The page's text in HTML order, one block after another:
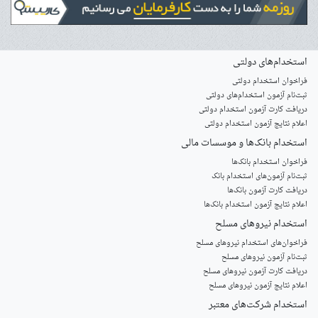
استخدام‌های دولتی
فراخوان استخدام دولتی
ثبت‌نام آزمون‌ استخدام‌های دولتی
دریافت کارت آزمون استخدام دولتی
اعلام نتایج آزمون استخدام دولتی
استخدام‌ بانک‌ها و موسسات مالی
فراخوان استخدام بانک‌ها
‌ثبت‌نام آزمون‌های استخدام بانک
دریافت کارت آزمون بانک‌ها
اعلام نتایج آزمون استخدام بانک‌ها
استخدام‌ نیروهای مسلح
‌فراخوان‌های استخدام‌ نیروهای مسلح
ثبت‌نام آزمون نیروهای مسلح
دریافت کارت آزمون نیروهای مسلح
اعلام نتایج آزمون نیروهای مسلح
استخدام‌ شرکت‌های معتبر